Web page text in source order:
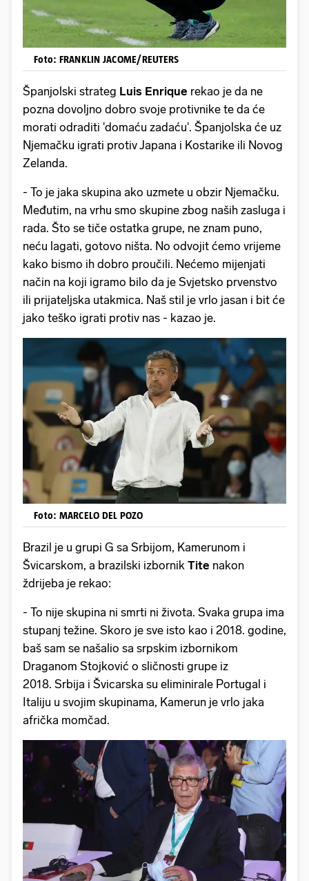
Foto: FRANKLIN JACOME/REUTERS
Španjolski strateg Luis Enrique rekao je da ne
pozna dovoljno dobro svoje protivnike te da će
morati odraditi 'domaću zadaću'. Španjolska će uz
Njemačku igrati protiv Japana i Kostarike ili Novog
Zelanda.
- To je jaka skupina ako uzmete u obzir Njemačku.
Međutim, na vrhu smo skupine zbog naših zasluga i
rada. Što se tiče ostatka grupe, ne znam puno,
neću lagati, gotovo ništa. No odvojit ćemo vrijeme
kako bismo ih dobro proučili. Nećemo mijenjati
način na koji igramo bilo da je Svjetsko prvenstvo
ili prijateljska utakmica. Naš stil je vrlo jasan i bit će
jako teško igrati protiv nas - kazao je.
Foto: MARCELO DEL POZO
Brazil je u grupi G sa Srbijom, Kamerunom i
Švicarskom, a brazilski izbornik Tite nakon
ždrijeba je rekao:
- To nije skupina ni smrti ni života. Svaka grupa ima
stupanj težine. Skoro je sve isto kao i 2018. godine,
baš sam se našalio sa srpskim izbornikom
Draganom Stojković o sličnosti grupe iz
2018. Srbija i Švicarska su eliminirale Portugal i
Italiju u svojim skupinama, Kamerun je vrlo jaka
afrička momčad.